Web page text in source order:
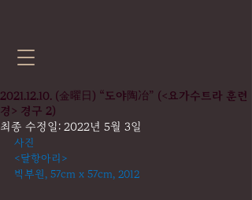
2021.12.10. (金曜日) “도야陶冶” (<요가수트라 훈련
경> 경구 2)
최종 수정일: 2022년 5월 3일
사진
<달항아리>
박부원, 57cm x 57cm, 2012